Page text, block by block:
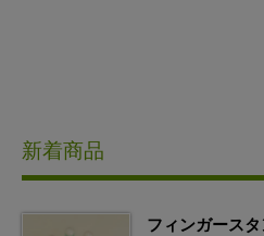
新着商品
フィンガース